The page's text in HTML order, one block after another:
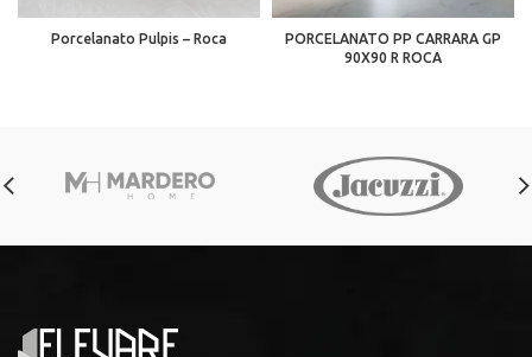
Porcelanato Pulpis – Roca
PORCELANATO PP CARRARA GP
90X90 R ROCA